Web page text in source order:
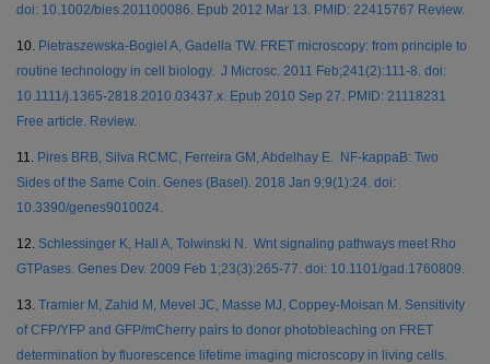
doi: 10.1002/bies.201100086. Epub 2012 Mar 13. PMID: 22415767 Review.
10. Pietraszewska-Bogiel A, Gadella TW. FRET microscopy: from principle to
routine technology in cell biology. J Microsc. 2011 Feb;241(2):111-8. doi:
10.1111/j.1365-2818.2010.03437.x. Epub 2010 Sep 27. PMID: 21118231
Free article. Review.
11. Pires BRB, Silva RCMC, Ferreira GM, Abdelhay E. NF-kappaB: Two
Sides of the Same Coin. Genes (Basel). 2018 Jan 9;9(1):24. doi:
10.3390/genes9010024.
12. Schlessinger K, Hall A, Tolwinski N. Wnt signaling pathways meet Rho
GTPases. Genes Dev. 2009 Feb 1;23(3):265-77. doi: 10.1101/gad.1760809.
13. Tramier M, Zahid M, Mevel JC, Masse MJ, Coppey-Moisan M. Sensitivity
of CFP/YFP and GFP/mCherry pairs to donor photobleaching on FRET
determination by fluorescence lifetime imaging microscopy in living cells.